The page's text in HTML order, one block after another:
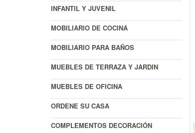
INFANTIL Y JUVENIL
MOBILIARIO DE COCINA
MOBILIARIO PARA BAÑOS
MUEBLES DE TERRAZA Y JARDIN
MUEBLES DE OFICINA
ORDENE SU CASA
COMPLEMENTOS DECORACIÓN